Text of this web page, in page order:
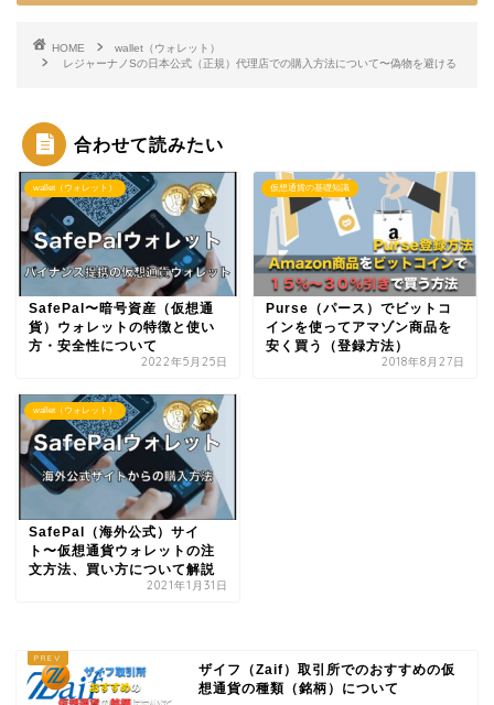
HOME
wallet（ウォレット）
レジャーナノSの日本公式（正規）代理店での購入方法について〜偽物を避ける
合わせて読みたい
wallet（ウォレット）
SafePal〜暗号資産（仮想通
貨）ウォレットの特徴と使い
方・安全性について
2022年5月25日
仮想通貨の基礎知識
Purse（パース）でビットコ
インを使ってアマゾン商品を
安く買う（登録方法）
2018年8月27日
wallet（ウォレット）
SafePal（海外公式）サイ
ト〜仮想通貨ウォレットの注
文方法、買い方について解説
2021年1月31日
ザイフ（Zaif）取引所でのおすすめの仮
想通貨の種類（銘柄）について